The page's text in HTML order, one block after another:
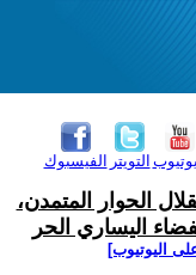
الفيسبوك التويتر
الحوار المتمدن،
اليساري الحر
اليوتيوب]